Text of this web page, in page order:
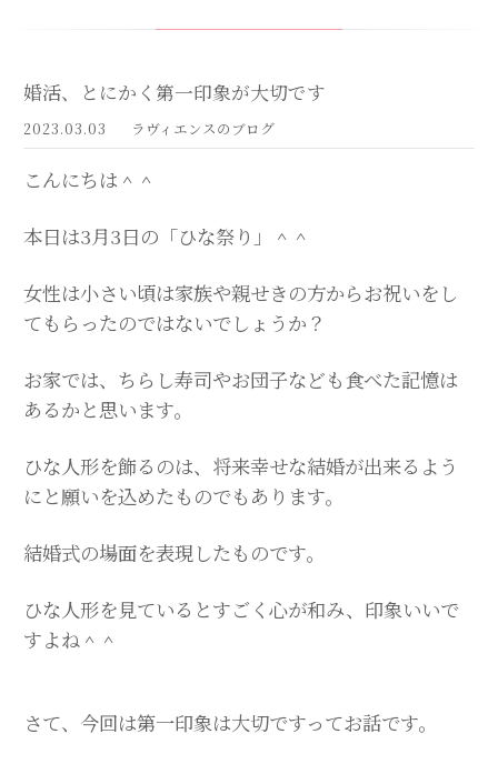
婚活、とにかく第一印象が大切です
2023.03.03 ラヴィエンスのブログ
こんにちは＾＾
本日は3月3日の「ひな祭り」＾＾
女性は小さい頃は家族や親せきの方からお祝いをし
てもらったのではないでしょうか？
お家では、ちらし寿司やお団子なども食べた記憶は
あるかと思います。
ひな人形を飾るのは、将来幸せな結婚が出来るよう
にと願いを込めたものでもあります。
結婚式の場面を表現したものです。
ひな人形を見ているとすごく心が和み、印象いいで
すよね＾＾
さて、今回は第一印象は大切ですってお話です。